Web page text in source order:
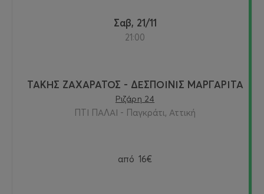
Σαβ, 21/11
21:00
ΤΑΚΗΣ ΖΑΧΑΡΑΤΟΣ - ΔΕΣΠΟΙΝΙΣ ΜΑΡΓΑΡΙΤΑ
Ριζάρη 24
ΠΤΙ ΠΑΛΑΙ - Παγκράτι, Αττική
από 16€